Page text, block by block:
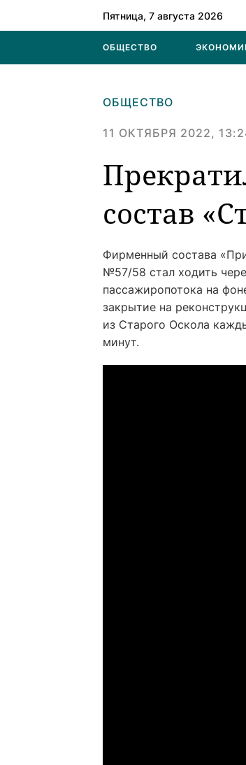
Пятница, 7 августа 2026
ОБЩЕСТВО
ОБЩЕСТВО
11 ОКТЯБРЯ 2022,
состав
Фирменный состава
№57/58 стал ходить
пассажиропотока на
закрытие на
из Старого Оскола
минут.